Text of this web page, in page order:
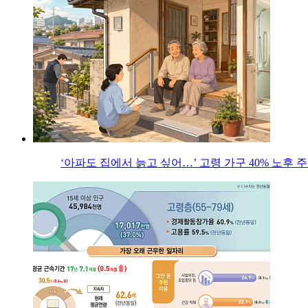
‘아파도 집에서 늙고 싶어…’ 고령 가구 40% 노후